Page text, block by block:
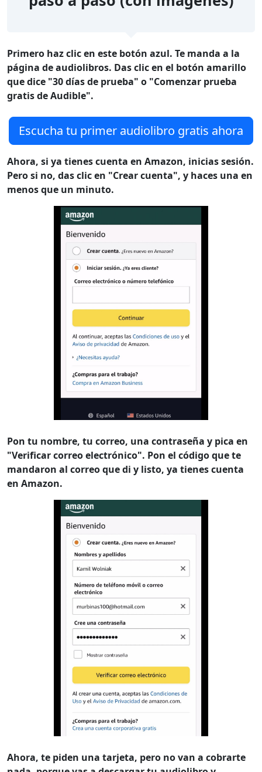
Primero haz clic en este botón azul. Te manda a la
página de audiolibros. Das clic en el botón amarillo
que dice "30 días de prueba" o "Comenzar prueba
gratis de Audible".
Escucha tu primer audiolibro gratis ahora
Ahora, si ya tienes cuenta en Amazon, inicias sesión.
Pero si no, das clic en "Crear cuenta", y haces una en
menos que un minuto.
Pon tu nombre, tu correo, una contraseña y pica en
"Verificar correo electrónico". Pon el código que te
mandaron al correo que di y listo, ya tienes cuenta
en Amazon.
Ahora, te piden una tarjeta, pero no van a cobrarte